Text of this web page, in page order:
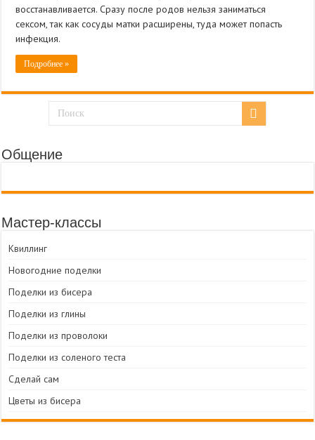
восстанавливается. Сразу после родов нельзя заниматься
сексом, так как сосуды матки расширены, туда может попасть
инфекция.
Подробнее »
Общение
Мастер-классы
Квиллинг
Новогодние поделки
Поделки из бисера
Поделки из глины
Поделки из проволоки
Поделки из соленого теста
Сделай сам
Цветы из бисера